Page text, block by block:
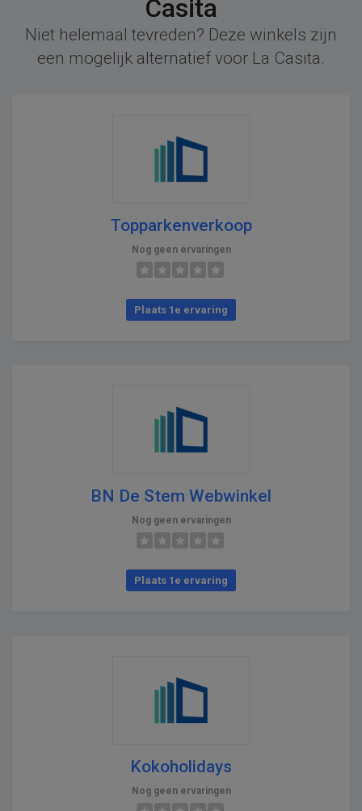
Casita
Niet helemaal tevreden? Deze winkels zijn
een mogelijk alternatief voor La Casita.
Topparkenverkoop
Nog geen ervaringen
Plaats 1e ervaring
BN De Stem Webwinkel
Nog geen ervaringen
Plaats 1e ervaring
Kokoholidays
Nog geen ervaringen